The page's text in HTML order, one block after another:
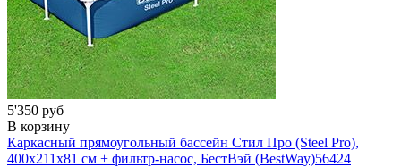
5'350 руб
В корзину
Каркасный прямоугольный бассейн Стил Про (Steel Pro),
400х211x81 см + фильтр-насос, БестВэй (BestWay)56424